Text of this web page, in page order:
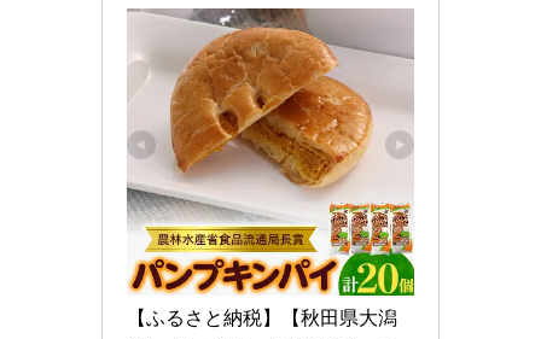
【ふるさと納税】【秋田県大潟